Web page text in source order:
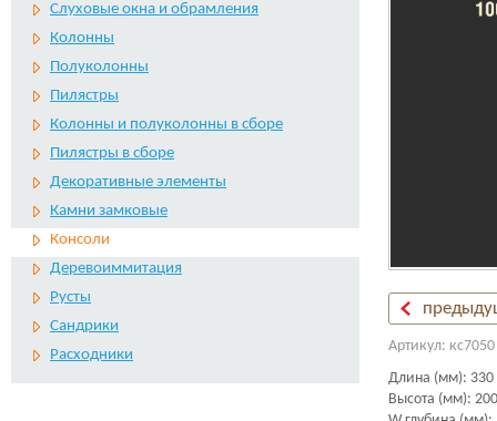
Слуховые окна и обрамления
Колонны
Полуколонны
Пилястры
Колонны и полуколонны в сборе
Пилястры в сборе
Декоративные элементы
Камни замковые
Консоли
Деревоиммитация
Русты
Сандрики
Расходники
Артикул: кс7050
Длина (мм): 330
Высота (мм): 200